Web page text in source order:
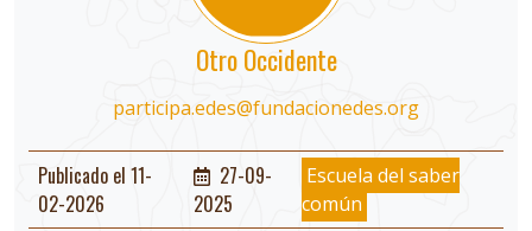
Otro Occidente
participa.edes@fundacionedes.org
Publicado el 11-
02-2026
27-09-
2025
Escuela del saber
común